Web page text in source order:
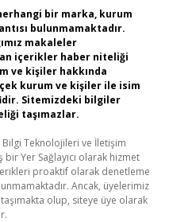
bir marka, kurum
bulunmamaktadır.
makaleler
içerikler haber niteliği
ve kişiler hakkında
kurum ve kişiler ile isim
Sitemizdeki bilgiler
taşımazlar.
Bilgi Teknolojileri ve İletişim
bir Yer Sağlayıcı olarak hizmet
proaktif olarak denetleme
Ancak, üyelerimiz
olup, siteye üye olarak